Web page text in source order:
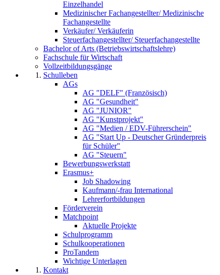
Einzelhandel
Medizinischer Fachangestellter/ Medizinische
Fachangestellte
Verkäufer/ Verkäuferin
Steuerfachangestellter/ Steuerfachangestellte
Bachelor of Arts (Betriebswirtschaftslehre)
Fachschule für Wirtschaft
Vollzeitbildungsgänge
Schulleben
AGs
AG "DELF" (Französisch)
AG "Gesundheit"
AG "JUNIOR"
AG "Kunstprojekt"
AG "Medien / EDV-Führerschein"
AG "Start Up - Deutscher Gründerpreis
für Schüler"
AG "Steuern"
Bewerbungswerkstatt
Erasmus+
Job Shadowing
Kaufmann/-frau International
Lehrerfortbildungen
Förderverein
Matchpoint
Aktuelle Projekte
Schulprogramm
Schulkooperationen
ProTandem
Wichtige Unterlagen
Kontakt